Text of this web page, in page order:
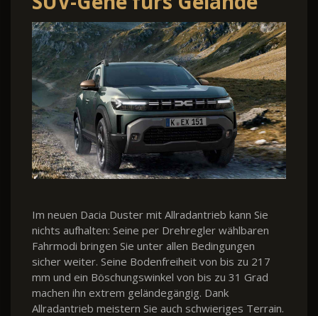
Im neuen Dacia Duster mit Allradantrieb kann Sie
nichts aufhalten: Seine per Drehregler wählbaren
Fahrmodi bringen Sie unter allen Bedingungen
sicher weiter. Seine Bodenfreiheit von bis zu 217
mm und ein Böschungswinkel von bis zu 31 Grad
machen ihn extrem geländegängig. Dank
Allradantrieb meistern Sie auch schwieriges Terrain.